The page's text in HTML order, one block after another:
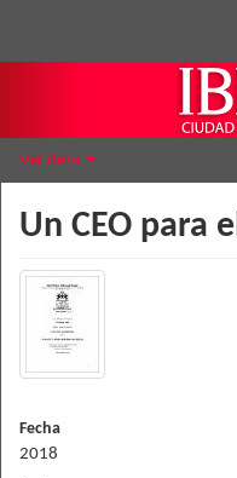
Ver ítem
Un CEO para
Fecha
2018